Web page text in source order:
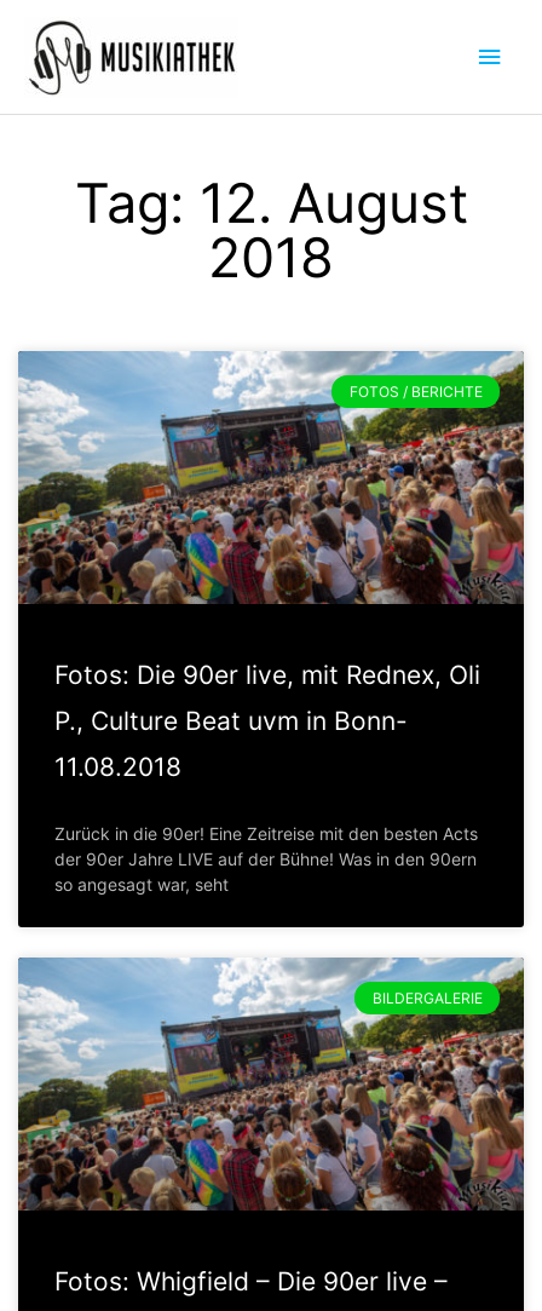
Inhalt
springen
Tag: 12. August
2018
FOTOS / BERICHTE
Fotos: Die 90er live, mit Rednex, Oli
P., Culture Beat uvm in Bonn-
11.08.2018
Zurück in die 90er! Eine Zeitreise mit den besten Acts
der 90er Jahre LIVE auf der Bühne! Was in den 90ern
so angesagt war, seht
BILDERGALERIE
Fotos: Whigfield – Die 90er live –